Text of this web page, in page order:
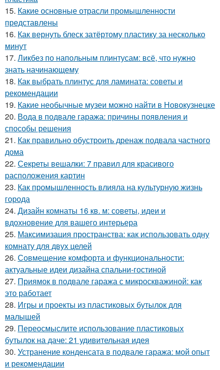
15. Какие основные отрасли промышленности
представлены
16. Как вернуть блеск затёртому пластику за несколько
минут
17. Ликбез по напольным плинтусам: всё, что нужно
знать начинающему
18. Как выбрать плинтус для ламината: советы и
рекомендации
19. Какие необычные музеи можно найти в Новокузнецке
20. Вода в подвале гаража: причины появления и
способы решения
21. Как правильно обустроить дренаж подвала частного
дома
22. Секреты вешалки: 7 правил для красивого
расположения картин
23. Как промышленность влияла на культурную жизнь
города
24. Дизайн комнаты 16 кв. м: советы, идеи и
вдохновение для вашего интерьера
25. Максимизация пространства: как использовать одну
комнату для двух целей
26. Совмещение комфорта и функциональности:
актуальные идеи дизайна спальни-гостиной
27. Приямок в подвале гаража с микроскважиной: как
это работает
28. Игры и проекты из пластиковых бутылок для
малышей
29. Переосмыслите использование пластиковых
бутылок на даче: 21 удивительная идея
30. Устранение конденсата в подвале гаража: мой опыт
и рекомендации